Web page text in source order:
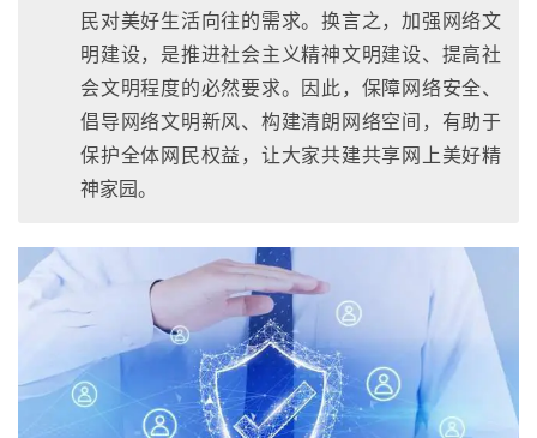
民对美好生活向往的需求。换言之，加强网络文
明建设，是推进社会主义精神文明建设、提高社
会文明程度的必然要求。因此，保障网络安全、
倡导网络文明新风、构建清朗网络空间，有助于
保护全体网民权益，让大家共建共享网上美好精
神家园。